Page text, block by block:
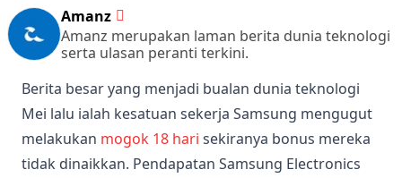
Amanz
Amanz merupakan laman berita dunia teknologi
serta ulasan peranti terkini.
Berita besar yang menjadi bualan dunia teknologi
Mei lalu ialah kesatuan sekerja Samsung mengugut
melakukan mogok 18 hari sekiranya bonus mereka
tidak dinaikkan. Pendapatan Samsung Electronics